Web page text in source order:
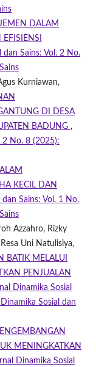
DALAM
dan Sains: Vol. 2 No.
Kurniawan,
DI DESA
BADUNG ,
2 No. 8 (2025):
KECIL DAN
Sains: Vol. 1 No.
Azzahro, Rizky
Uni Natulisiya,
BATIK MELALUI
PENJUALAN
Dinamika Sosial
Sosial dan
MENINGKATKAN
Dinamika Sosial